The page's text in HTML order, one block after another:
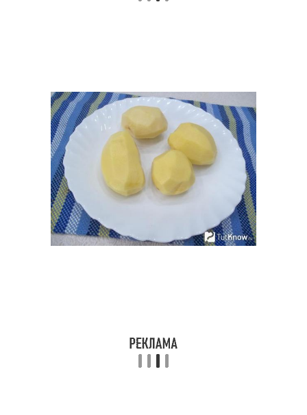
Пышные оладьи Сырой картофель
Оладьи из сырого
картофеля
Вареный картофель
Оладьи с
панировочными
Оладьи с начинкой